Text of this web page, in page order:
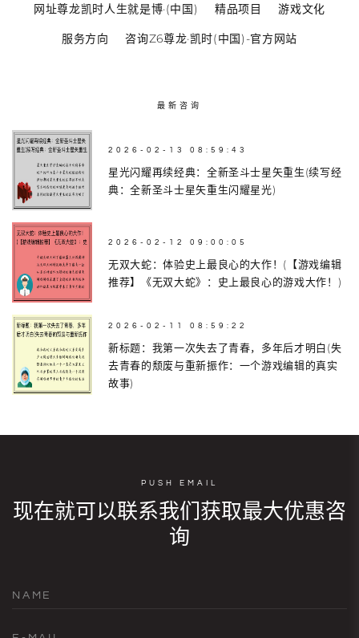
网址尊龙凯时人生就是博·(中国) 精品项目 游戏文化
服务方向 咨询Z6尊龙·凯时(中国)-官方网站
最新咨询
2026-02-13 08:59:43
星光闪耀再续经典：全新圣斗士星矢重生(续写经
典：全新圣斗士星矢重生闪耀星光)
2026-02-12 09:00:05
无双大蛇：体验史上最良心的大作！(【游戏编辑
推荐】《无双大蛇》：史上最良心的游戏大作！)
2026-02-11 08:59:22
新标题：我第一次失去了青春，多年后才明白(失
去青春的颓废与重新振作：一个游戏编辑的真实
故事)
PUSH EMAIL
现在就可以联系我们获取最大优惠咨
询
NAME